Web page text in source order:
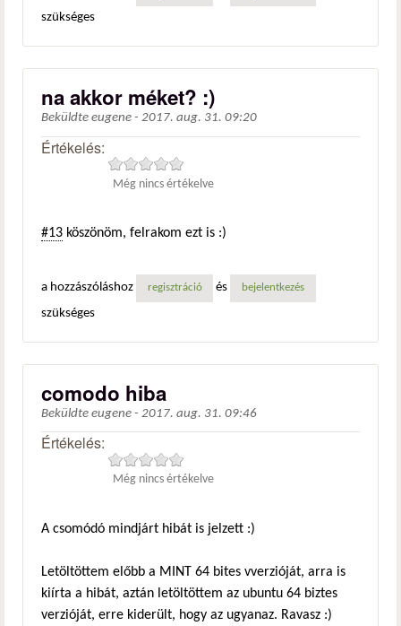
szükséges
na akkor méket? :)
Beküldte eugene - 2017. aug. 31. 09:20
Értékelés:
Még nincs értékelve
#13 köszönöm, felrakom ezt is :)
a hozzászóláshoz regisztráció és bejelentkezés
szükséges
comodo hiba
Beküldte eugene - 2017. aug. 31. 09:46
Értékelés:
Még nincs értékelve
A csomódó mindjárt hibát is jelzett :)
Letöltöttem előbb a MINT 64 bites vverzióját, arra is
kiírta a hibát, aztán letöltöttem az ubuntu 64 biztes
verzióját, erre kiderült, hogy az ugyanaz. Ravasz :)